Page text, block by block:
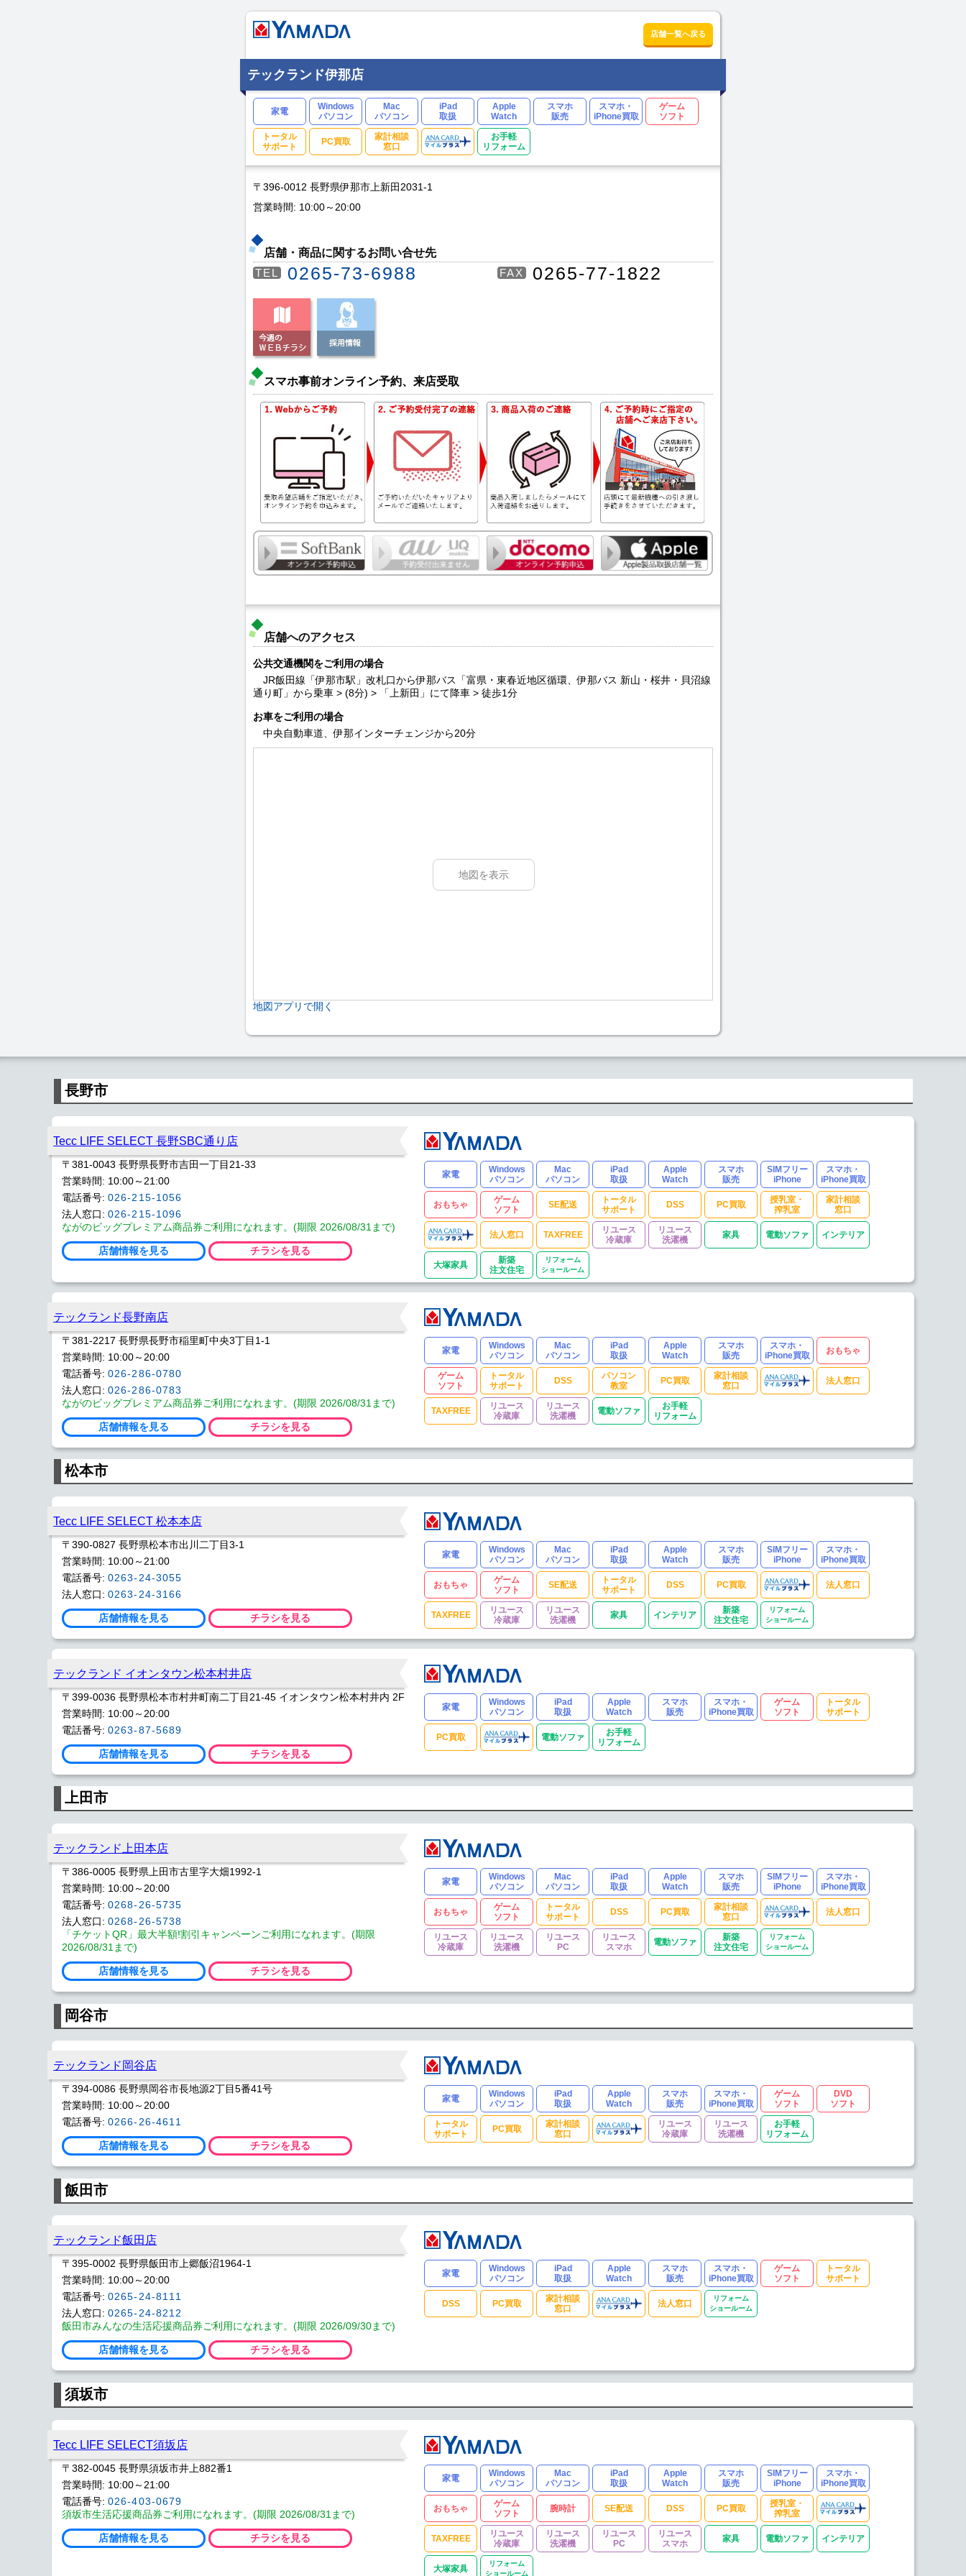
店舗一覧へ戻る
テックランド伊那店
家電
Windows
パソコン
Mac
パソコン
iPad
取扱
Apple
Watch
スマホ
販売
スマホ・
iPhone買取
ゲーム
ソフト
トータル
サポート
PC買取
家計相談
窓口
お手軽
リフォーム
〒396-0012 長野県伊那市上新田2031-1
営業時間: 10:00～20:00
店舗・商品に関するお問い合せ先
TEL 0265-73-6988 FAX 0265-77-1822
スマホ事前オンライン予約、来店受取
店舗へのアクセス
公共交通機関をご利用の場合
JR飯田線「伊那市駅」改札口から伊那バス「富県・東春近地区循環、伊那バス 新山・桜井・貝沼線
通り町」から乗車 > (8分) > 「上新田」にて降車 > 徒歩1分
お車をご利用の場合
中央自動車道、伊那インターチェンジから20分
地図を表示
地図アプリで開く
長野市
Tecc LIFE SELECT 長野SBC通り店
〒381-0043 長野県長野市吉田一丁目21-33
営業時間: 10:00～21:00
電話番号: 026-215-1056
法人窓口: 026-215-1096
ながのビッグプレミアム商品券ご利用になれます。(期限 2026/08/31まで)
店舗情報を見る チラシを見る
家電
Windows
パソコン
Mac
パソコン
iPad
取扱
Apple
Watch
スマホ
販売
SIMフリー
iPhone
スマホ・
iPhone買取
おもちゃ
ゲーム
ソフト
SE配送
トータル
サポート
DSS PC買取
授乳室・
搾乳室
家計相談
窓口
法人窓口 TAXFREE
リユース
冷蔵庫
リユース
洗濯機
家具 電動ソファ インテリア
大塚家具
新築
注文住宅
リフォーム
ショールーム
テックランド長野南店
〒381-2217 長野県長野市稲里町中央3丁目1-1
営業時間: 10:00～20:00
電話番号: 026-286-0780
法人窓口: 026-286-0783
ながのビッグプレミアム商品券ご利用になれます。(期限 2026/08/31まで)
店舗情報を見る チラシを見る
家電
Windows
パソコン
Mac
パソコン
iPad
取扱
Apple
Watch
スマホ
販売
スマホ・
iPhone買取
おもちゃ
ゲーム
ソフト
トータル
サポート
DSS
パソコン
教室
PC買取
家計相談
窓口
法人窓口
TAXFREE
リユース
冷蔵庫
リユース
洗濯機
電動ソファ
お手軽
リフォーム
松本市
Tecc LIFE SELECT 松本本店
〒390-0827 長野県松本市出川二丁目3-1
営業時間: 10:00～21:00
電話番号: 0263-24-3055
法人窓口: 0263-24-3166
店舗情報を見る チラシを見る
家電
Windows
パソコン
Mac
パソコン
iPad
取扱
Apple
Watch
スマホ
販売
SIMフリー
iPhone
スマホ・
iPhone買取
おもちゃ
ゲーム
ソフト
SE配送
トータル
サポート
DSS PC買取 法人窓口
TAXFREE
リユース
冷蔵庫
リユース
洗濯機
家具 インテリア
新築
注文住宅
リフォーム
ショールーム
テックランド イオンタウン松本村井店
〒399-0036 長野県松本市村井町南二丁目21-45 イオンタウン松本村井内 2F
営業時間: 10:00～20:00
電話番号: 0263-87-5689
店舗情報を見る チラシを見る
家電
Windows
パソコン
iPad
取扱
Apple
Watch
スマホ
販売
スマホ・
iPhone買取
ゲーム
ソフト
トータル
サポート
PC買取 電動ソファ
お手軽
リフォーム
上田市
テックランド上田本店
〒386-0005 長野県上田市古里字大畑1992-1
営業時間: 10:00～20:00
電話番号: 0268-26-5735
法人窓口: 0268-26-5738
「チケットQR」最大半額!割引キャンペーンご利用になれます。(期限
2026/08/31まで)
店舗情報を見る チラシを見る
家電
Windows
パソコン
Mac
パソコン
iPad
取扱
Apple
Watch
スマホ
販売
SIMフリー
iPhone
スマホ・
iPhone買取
おもちゃ
ゲーム
ソフト
トータル
サポート
DSS PC買取
家計相談
窓口
法人窓口
リユース
冷蔵庫
リユース
洗濯機
リユース
PC
リユース
スマホ
電動ソファ
新築
注文住宅
リフォーム
ショールーム
岡谷市
テックランド岡谷店
〒394-0086 長野県岡谷市長地源2丁目5番41号
営業時間: 10:00～20:00
電話番号: 0266-26-4611
店舗情報を見る チラシを見る
家電
Windows
パソコン
iPad
取扱
Apple
Watch
スマホ
販売
スマホ・
iPhone買取
ゲーム
ソフト
DVD
ソフト
トータル
サポート
PC買取
家計相談
窓口
リユース
冷蔵庫
リユース
洗濯機
お手軽
リフォーム
飯田市
テックランド飯田店
〒395-0002 長野県飯田市上郷飯沼1964-1
営業時間: 10:00～20:00
電話番号: 0265-24-8111
法人窓口: 0265-24-8212
飯田市みんなの生活応援商品券ご利用になれます。(期限 2026/09/30まで)
店舗情報を見る チラシを見る
家電
Windows
パソコン
iPad
取扱
Apple
Watch
スマホ
販売
スマホ・
iPhone買取
ゲーム
ソフト
トータル
サポート
DSS PC買取
家計相談
窓口
法人窓口
リフォーム
ショールーム
須坂市
Tecc LIFE SELECT須坂店
〒382-0045 長野県須坂市井上882番1
営業時間: 10:00～21:00
電話番号: 026-403-0679
須坂市生活応援商品券ご利用になれます。(期限 2026/08/31まで)
店舗情報を見る チラシを見る
家電
Windows
パソコン
Mac
パソコン
iPad
取扱
Apple
Watch
スマホ
販売
SIMフリー
iPhone
スマホ・
iPhone買取
おもちゃ
ゲーム
ソフト
腕時計 SE配送 DSS PC買取
授乳室・
搾乳室
TAXFREE
リユース
冷蔵庫
リユース
洗濯機
リユース
PC
リユース
スマホ
家具 電動ソファ インテリア
大塚家具
リフォーム
ショールーム